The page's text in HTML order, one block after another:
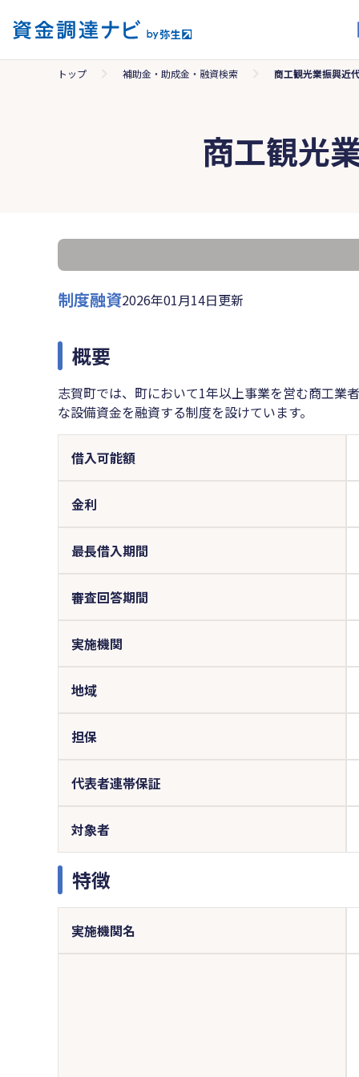
トップ 補助金・助成金・融資検索 商工観光業振興近
商工観光
制度融資2026年01月14日更新
概要
志賀町では、町において1年以上事業を営む商工業
な設備資金を融資する制度を設けています。
借入可能額
金利
最長借入期間
審査回答期間
実施機関
地域
担保
代表者連帯保証
対象者
特徴
実施機関名